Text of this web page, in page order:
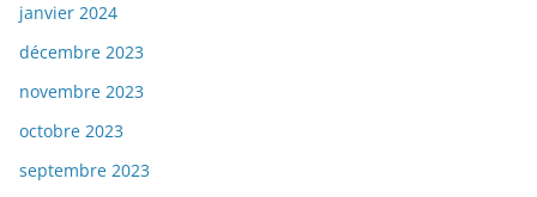
janvier 2024
décembre 2023
novembre 2023
octobre 2023
septembre 2023